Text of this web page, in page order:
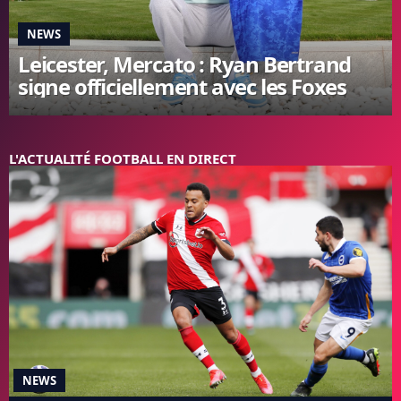
FC BARCELONE
MANCHESTER UNITED
CHELSEA
ARSENAL
BAYERN
NEWS
Leicester, Mercato : Ryan Bertrand
signe officiellement avec les Foxes
L'ACTUALITÉ FOOTBALL EN DIRECT
NEWS